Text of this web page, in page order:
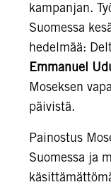
kampanjan.
Suomessa
hedelmää:
Emmanuel
Moseksen
päivistä.
Painostus
Suomessa ja